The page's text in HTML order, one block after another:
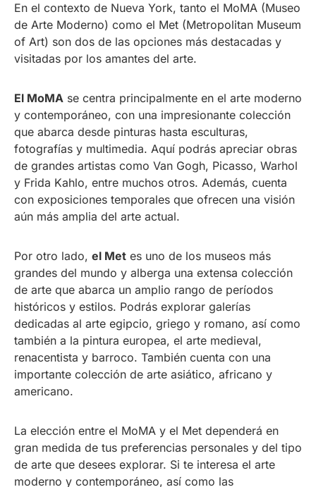
En el contexto de Nueva York, tanto el MoMA (Museo
de Arte Moderno) como el Met (Metropolitan Museum
of Art) son dos de las opciones más destacadas y
visitadas por los amantes del arte.
El MoMA se centra principalmente en el arte moderno
y contemporáneo, con una impresionante colección
que abarca desde pinturas hasta esculturas,
fotografías y multimedia. Aquí podrás apreciar obras
de grandes artistas como Van Gogh, Picasso, Warhol
y Frida Kahlo, entre muchos otros. Además, cuenta
con exposiciones temporales que ofrecen una visión
aún más amplia del arte actual.
Por otro lado, el Met es uno de los museos más
grandes del mundo y alberga una extensa colección
de arte que abarca un amplio rango de períodos
históricos y estilos. Podrás explorar galerías
dedicadas al arte egipcio, griego y romano, así como
también a la pintura europea, el arte medieval,
renacentista y barroco. También cuenta con una
importante colección de arte asiático, africano y
americano.
La elección entre el MoMA y el Met dependerá en
gran medida de tus preferencias personales y del tipo
de arte que desees explorar. Si te interesa el arte
moderno y contemporáneo, así como las